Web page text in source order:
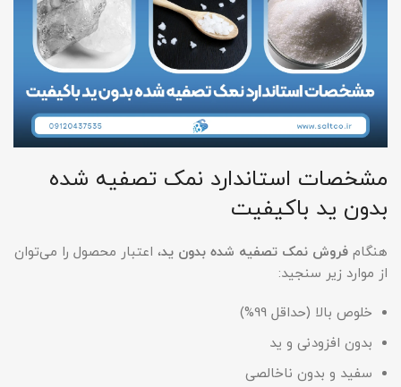
مشخصات استاندارد نمک تصفیه شده
بدون ید باکیفیت
هنگام فروش نمک تصفیه شده بدون ید، اعتبار محصول را می‌توان
از موارد زیر سنجید:
خلوص بالا (حداقل 99%)
بدون افزودنی و ید
سفید و بدون ناخالصی